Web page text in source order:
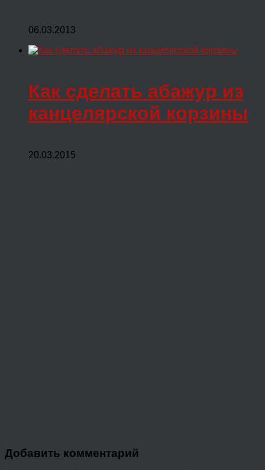
06.03.2013
Как сделать абажур из
канцелярской корзины
20.03.2015
Добавить комментарий